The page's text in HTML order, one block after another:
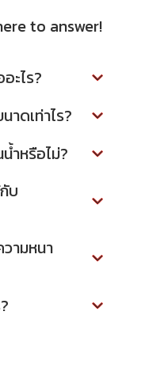
to answer!
ะไร?
ดเท่าไร?
ำหรือไม่?
บ
ามหนา